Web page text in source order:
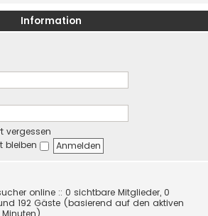
Information
vergessen
bleiben
online :: 0 sichtbare Mitglieder, 0
192 Gäste (basierend auf den aktiven